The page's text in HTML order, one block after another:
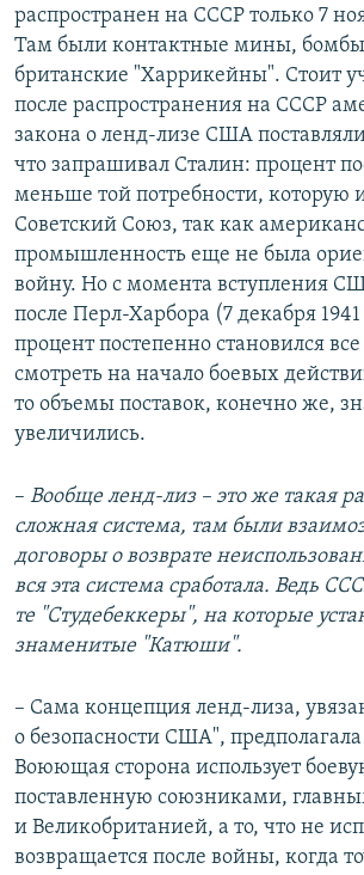
распространен на СССР только 7
Там были контактные мины,
британские "Харрикейны". Стоит
после распространения на СССР
закона о ленд-лизе США
что запрашивал Сталин: процент
меньше той потребности, которую
Советский Союз, так как
промышленность еще не была
войну. Но с момента вступления
после Перл-Харбора (7 декабря 1941
процент постепенно становился
смотреть на начало боевых
то объемы поставок, конечно же,
увеличились.
– Вообще ленд-лиз – это же такая
сложная система, там были
договоры о возврате
вся эта система сработала. Ведь
те "Студебеккеры", на которые
знаменитые "Катюши".
– Сама концепция ленд-лиза,
о безопасности США",
Воюющая сторона использует
поставленную союзниками,
и Великобританией, а то, что не
возвращается после войны, когда